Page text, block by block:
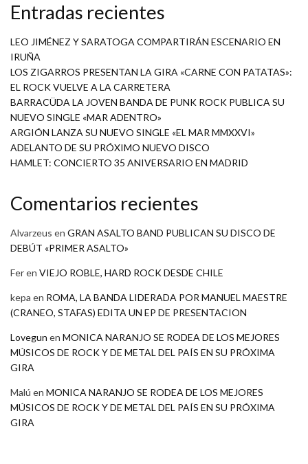
Entradas recientes
LEO JIMÉNEZ Y SARATOGA COMPARTIRÁN ESCENARIO EN
IRUÑA
LOS ZIGARROS PRESENTAN LA GIRA «CARNE CON PATATAS»:
EL ROCK VUELVE A LA CARRETERA
BARRACÜDA LA JOVEN BANDA DE PUNK ROCK PUBLICA SU
NUEVO SINGLE «MAR ADENTRO»
ARGIÓN LANZA SU NUEVO SINGLE «EL MAR MMXXVI»
ADELANTO DE SU PRÓXIMO NUEVO DISCO
HAMLET: CONCIERTO 35 ANIVERSARIO EN MADRID
Comentarios recientes
Alvarzeus en GRAN ASALTO BAND PUBLICAN SU DISCO DE
DEBÚT «PRIMER ASALTO»
Feren VIEJO ROBLE, HARD ROCK DESDE CHILE
kepa en ROMA, LA BANDA LIDERADA POR MANUEL MAESTRE
(CRANEO, STAFAS) EDITA UN EP DE PRESENTACION
Lovegun en MONICA NARANJO SE RODEA DE LOS MEJORES
MÚSICOS DE ROCK Y DE METAL DEL PAÍS EN SU PRÓXIMA
GIRA
Malú en MONICA NARANJO SE RODEA DE LOS MEJORES
MÚSICOS DE ROCK Y DE METAL DEL PAÍS EN SU PRÓXIMA
GIRA